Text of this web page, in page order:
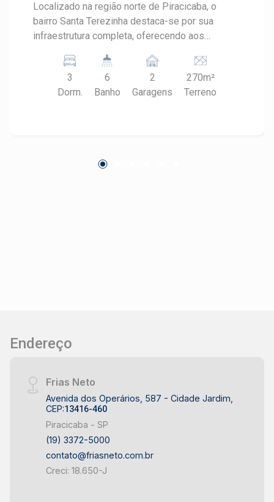
Localizado na região norte de Piracicaba, o
bairro Santa Terezinha destaca-se por sua
infraestrutura completa, oferecendo aos
comércios, como supermercados, farmácias,
escolas e clínicas médicas . Com fácil acesso
às principais vias da cidade, como as rodovias
é agente de desenvolvimento do mercado
3
Dorm.
6
Banho
2
Garagens
270m²
Terreno
Endereço
Frias Neto
Avenida dos Operários, 587 - Cidade Jardim,
CEP:13416-460
Piracicaba - SP
(19) 3372-5000
contato@friasneto.com.br
Creci: 18.650-J